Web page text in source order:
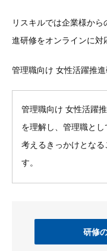
リスキルでは企業様か
進研修をオンラインに対
管理職向け 女性活躍推
管理職向け 女性活躍
を理解し、管理職と
考えるきっかけとな
す。
研修